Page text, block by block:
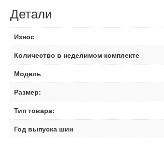
Детали
Износ
Количество в неделимом комплекте
Модель
Размер:
Тип товара:
Год выпуска шин